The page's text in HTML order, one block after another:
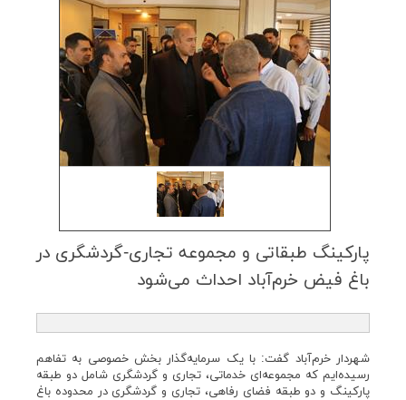
پاركینگ طبقاتی و مجموعه تجاری-گردشگری در
باغ فیض خرم‌آباد احداث می‌شود
شهردار خرم‌آباد گفت: با یک سرمایه‌گذار بخش خصوصی به تفاهم
رسیده‌ایم که مجموعه‌ای خدماتی، تجاری و گردشگری شامل دو طبقه
پارکینگ و دو طبقه فضای رفاهی، تجاری و گردشگری در محدوده باغ